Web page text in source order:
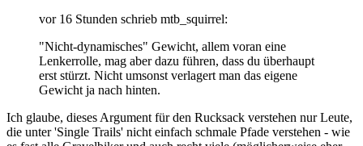
vor 16 Stunden schrieb mtb_squirrel:
"Nicht-dynamisches" Gewicht, allem voran eine
Lenkerrolle, mag aber dazu führen, dass du überhaupt
erst stürzt. Nicht umsonst verlagert man das eigene
Gewicht ja nach hinten.
Ich glaube, dieses Argument für den Rucksack verstehen nur Leute,
die unter 'Single Trails' nicht einfach schmale Pfade verstehen - wie